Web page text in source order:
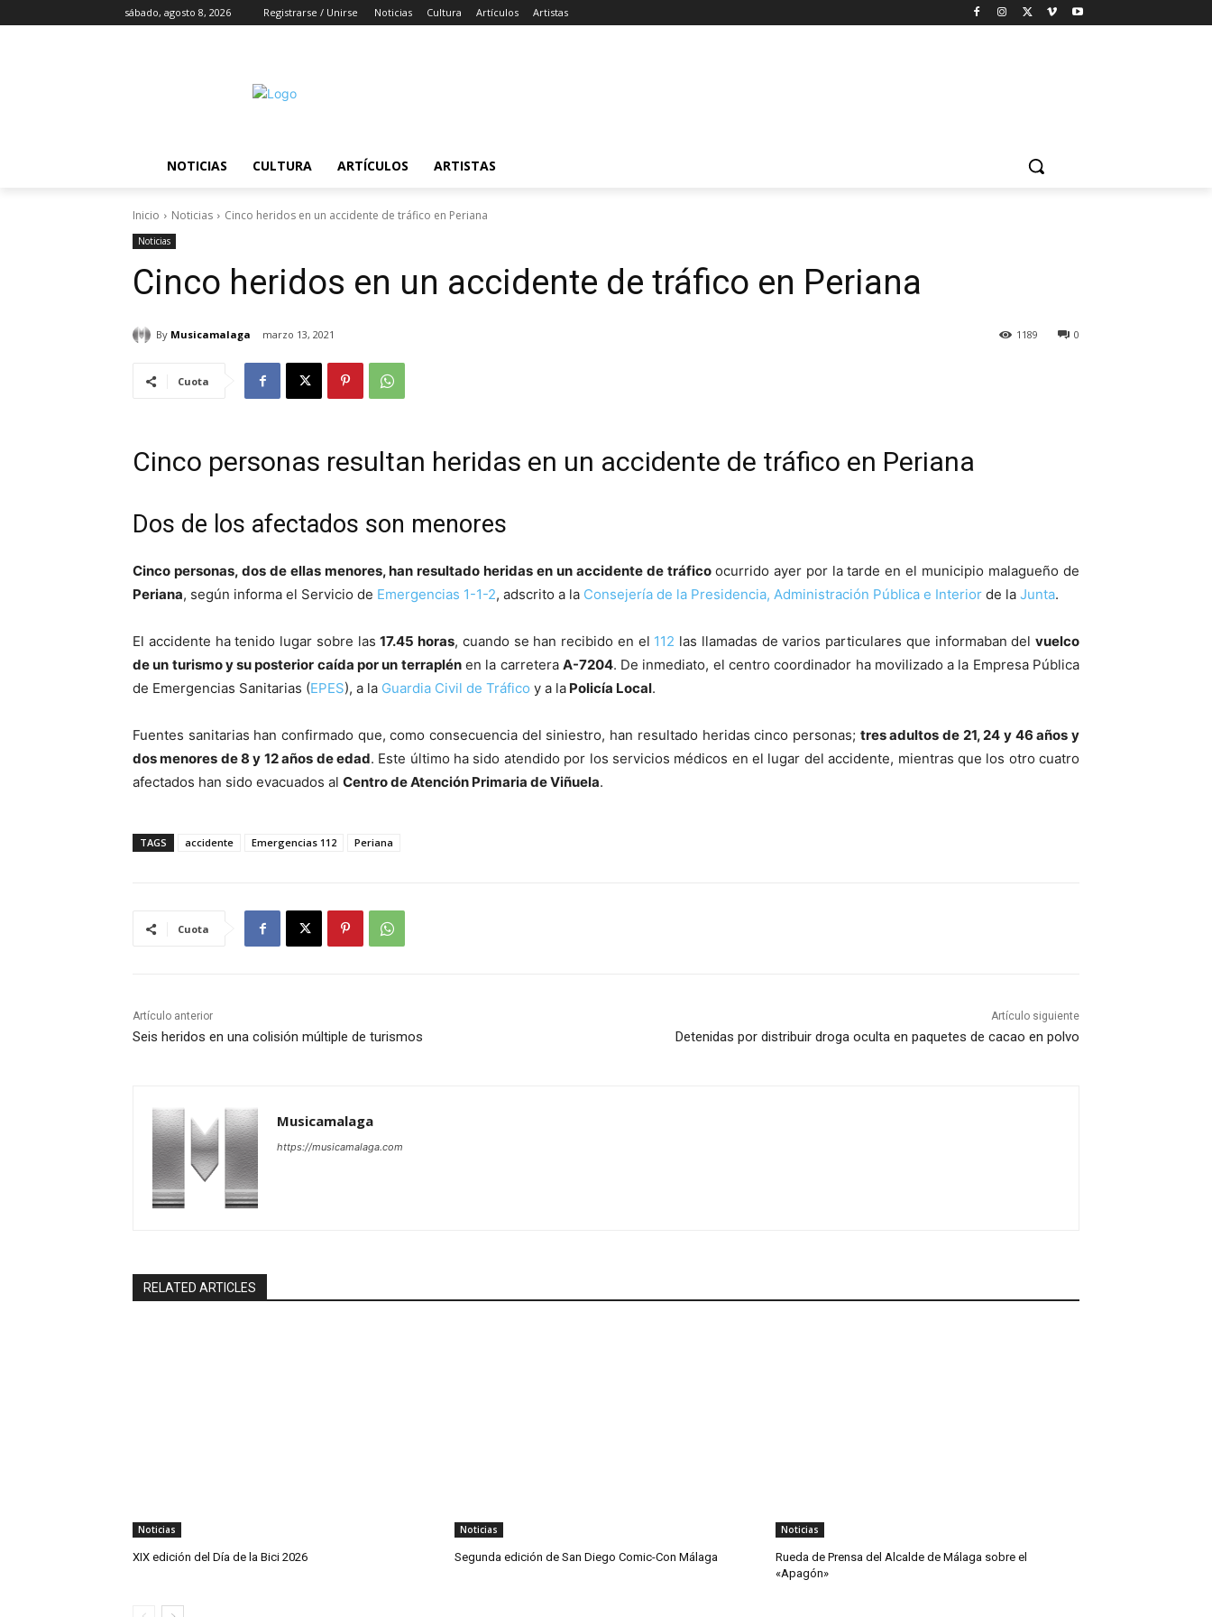
sábado, agosto 8, 2026 Registrarse / Unirse Noticias Cultura Artículos Artistas
NOTICIAS CULTURA ARTÍCULOS ARTISTAS
Inicio Noticias Cinco heridos en un accidente de tráfico en Periana
Noticias
Cinco heridos en un accidente de tráfico en Periana
By Musicamalaga marzo 13, 2021 0
1189
Cuota
Cinco personas resultan heridas en un accidente de tráfico en Periana
Dos de los afectados son menores
Cinco personas, dos de ellas menores, han resultado heridas en un accidente de tráfico ocurrido ayer por la tarde en el municipio malagueño de
Periana, según informa el Servicio de Emergencias 1-1-2, adscrito a la Consejería de la Presidencia, Administración Pública e Interior de la Junta.
El accidente ha tenido lugar sobre las17.45 horas, cuando se han recibido en el 112 las llamadas de varios particulares que informaban del vuelco
de un turismo y su posterior caída por un terraplénen la carretera A-7204. De inmediato, el centro coordinador ha movilizado a la Empresa Pública
de Emergencias Sanitarias (EPES), a la Guardia Civil de Tráfico y a la Policía Local.
Fuentes sanitarias han confirmado que, como consecuencia del siniestro, han resultado heridas cinco personas; tres adultos de 21, 24 y 46 años y
dos menores de 8 y 12 años de edad. Este último ha sido atendido por los servicios médicos en el lugar del accidente, mientras que los otro cuatro
afectados han sido evacuados al Centro de Atención Primaria de Viñuela.
TAGS accidente Emergencias 112 Periana
Cuota
Artículo anterior
Seis heridos en una colisión múltiple de turismos
Artículo siguiente
Detenidas por distribuir droga oculta en paquetes de cacao en polvo
Musicamalaga
https://musicamalaga.com
RELATED ARTICLES
Noticias
XIX edición del Día de la Bici 2026
Noticias
Segunda edición de San Diego Comic-Con Málaga
Noticias
Rueda de Prensa del Alcalde de Málaga sobre el
«Apagón»